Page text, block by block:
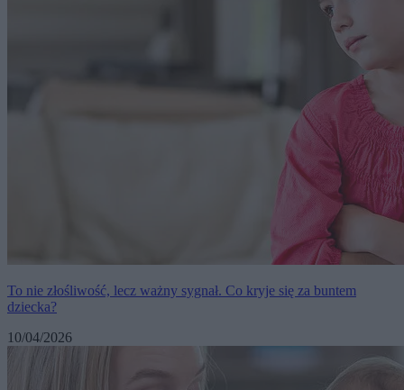
To nie złośliwość, lecz ważny sygnał. Co kryje się za buntem
dziecka?
10/04/2026